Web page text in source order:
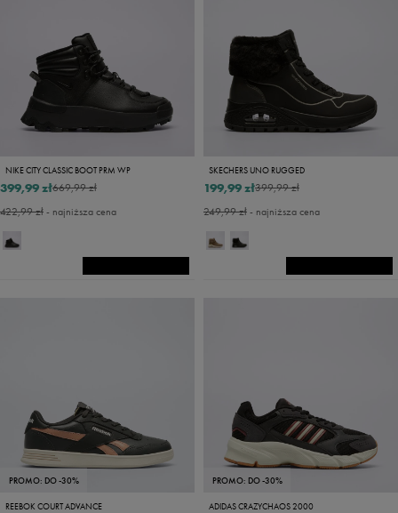
NIKE CITY CLASSIC BOOT PRM WP
669,99 zł
399,99 zł
422,99 zł- najniższa cena
SKECHERS UNO RUGGED
399,99 zł
199,99 zł
249,99 zł- najniższa cena
PROMO: DO -30%
REEBOK COURT ADVANCE
PROMO: DO -30%
ADIDAS CRAZYCHAOS 2000